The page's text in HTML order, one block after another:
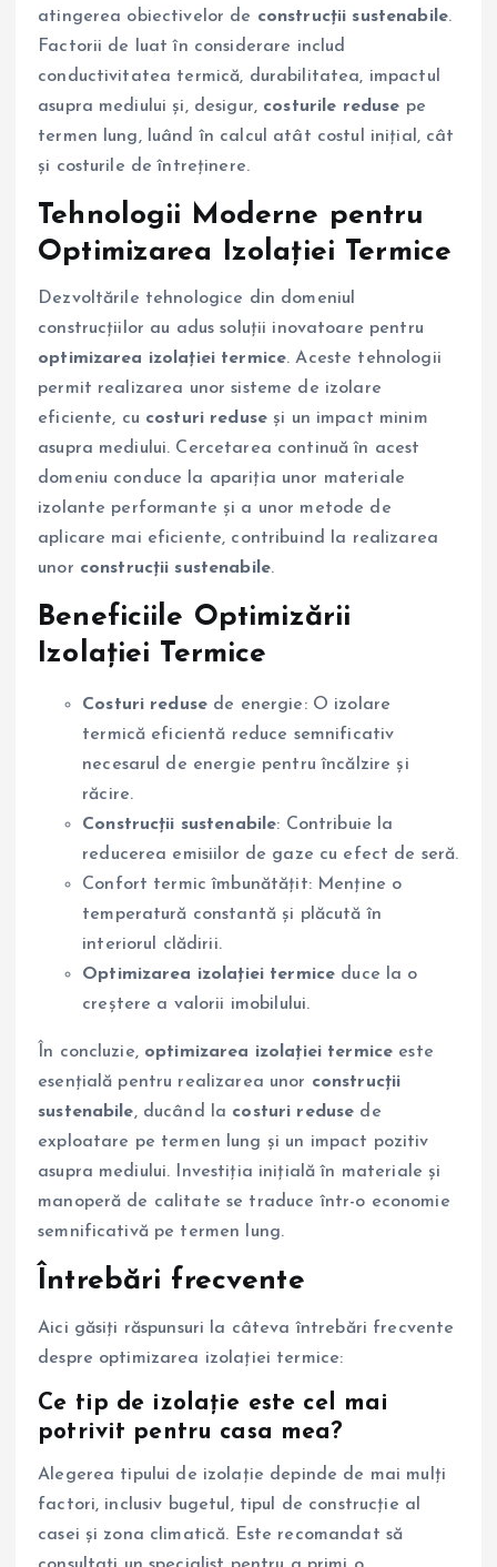
atingerea obiectivelor de construcții sustenabile.
Factorii de luat în considerare includ
conductivitatea termică, durabilitatea, impactul
asupra mediului și, desigur, costurile reduse pe
termen lung, luând în calcul atât costul inițial, cât
și costurile de întreținere.
Tehnologii Moderne pentru
Optimizarea Izolației Termice
Dezvoltările tehnologice din domeniul
construcțiilor au adus soluții inovatoare pentru
optimizarea izolației termice. Aceste tehnologii
permit realizarea unor sisteme de izolare
eficiente, cu costuri reduse și un impact minim
asupra mediului. Cercetarea continuă în acest
domeniu conduce la apariția unor materiale
izolante performante și a unor metode de
aplicare mai eficiente, contribuind la realizarea
unor construcții sustenabile.
Beneficiile Optimizării
Izolației Termice
Costuri reduse de energie: O izolare
termică eficientă reduce semnificativ
necesarul de energie pentru încălzire și
răcire.
Construcții sustenabile: Contribuie la
reducerea emisiilor de gaze cu efect de seră.
Confort termic îmbunătățit: Menține o
temperatură constantă și plăcută în
interiorul clădirii.
Optimizarea izolației termice duce la o
creștere a valorii imobilului.
În concluzie, optimizarea izolației termice este
esențială pentru realizarea unor construcții
sustenabile, ducând la costuri reduse de
exploatare pe termen lung și un impact pozitiv
asupra mediului. Investiția inițială în materiale și
manoperă de calitate se traduce într-o economie
semnificativă pe termen lung.
Întrebări frecvente
Aici găsiți răspunsuri la câteva întrebări frecvente
despre optimizarea izolației termice:
Ce tip de izolație este cel mai
potrivit pentru casa mea?
Alegerea tipului de izolație depinde de mai mulți
factori, inclusiv bugetul, tipul de construcție al
casei și zona climatică. Este recomandat să